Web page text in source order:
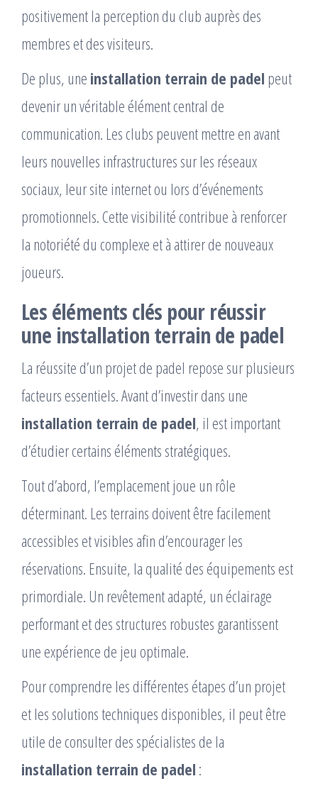
positivement la perception du club auprès des
membres et des visiteurs.
De plus, une installation terrain de padel peut
devenir un véritable élément central de
communication. Les clubs peuvent mettre en avant
leurs nouvelles infrastructures sur les réseaux
sociaux, leur site internet ou lors d’événements
promotionnels. Cette visibilité contribue à renforcer
la notoriété du complexe et à attirer de nouveaux
joueurs.
Les éléments clés pour réussir
une installation terrain de padel
La réussite d’un projet de padel repose sur plusieurs
facteurs essentiels. Avant d’investir dans une
installation terrain de padel, il est important
d’étudier certains éléments stratégiques.
Tout d’abord, l’emplacement joue un rôle
déterminant. Les terrains doivent être facilement
accessibles et visibles afin d’encourager les
réservations. Ensuite, la qualité des équipements est
primordiale. Un revêtement adapté, un éclairage
performant et des structures robustes garantissent
une expérience de jeu optimale.
Pour comprendre les différentes étapes d’un projet
et les solutions techniques disponibles, il peut être
utile de consulter des spécialistes de la
installation terrain de padel :